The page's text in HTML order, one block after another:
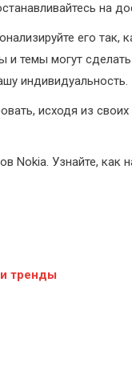
на
его так,
и темы могут
индивидуальность.
исходя из своих
Nokia. Узнайте, как
тренды